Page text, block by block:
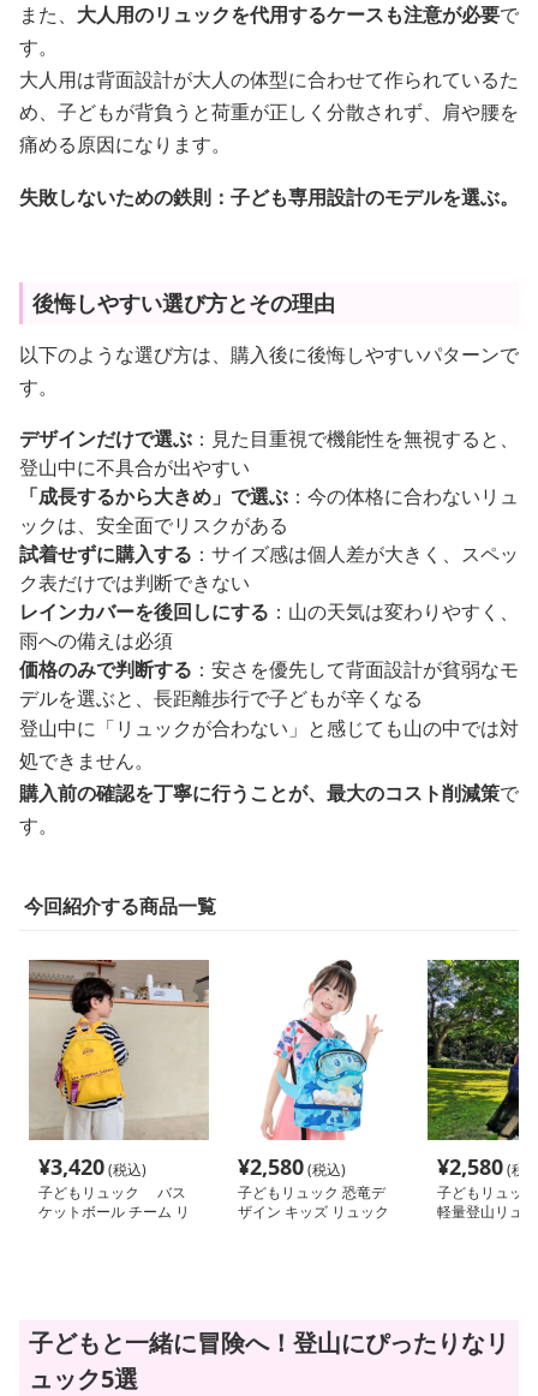
また、 大人用のリュックを代用するケースも注意が必要で
す。
大人用は背面設計が大人の体型に合わせて作られているた
め、子どもが背負うと荷重が正しく分散されず、肩や腰を
痛める原因になります。
失敗しないための鉄則：子ども専用設計のモデルを選ぶ。
後悔しやすい選び方とその理由
以下のような選び方は、購入後に後悔しやすいパターンで
す。
デザインだけで選ぶ ：見た目重視で機能性を無視すると、
登山中に不具合が出やすい
「成長するから大きめ」で選ぶ ：今の体格に合わないリュ
ックは、安全面でリスクがある
試着せずに購入する ：サイズ感は個人差が大きく、スペッ
ク表だけでは判断できない
レインカバーを後回しにする ：山の天気は変わりやすく、
雨への備えは必須
価格のみで判断する ：安さを優先して背面設計が貧弱なモ
デルを選ぶと、長距離歩行で子どもが辛くなる
登山中に「リュックが合わない」と感じても山の中では対
処できません。
購入前の確認を丁寧に行うことが、最大のコスト削減策で
す。
今回紹介する商品一覧
¥3,420(税込)
子どもリュック バス
ケットボール チーム リ
¥2,580(税込)
子どもリュック 恐竜デ
ザイン キッズ リュック
¥2,580(税
子どもリュッ
軽量登山リュ
子どもと一緒に冒険へ！登山にぴったりなリ
ュック5選